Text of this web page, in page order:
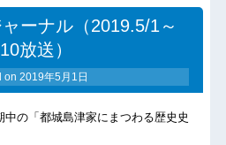
ーナル（2019.5/1～
放送）
on 2019年5月1日
の「都城島津家にまつわる歴史史